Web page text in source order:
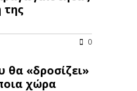
της
0
«δροσίζει»
χώρα